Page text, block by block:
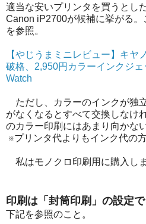
適当な安いプリンタを買うとし
Canon iP2700が候補に挙がる
を参照。
【やじうまミニレビュー】キヤ
破格、2,950円カラーインクジ
Watch
ただし、カラーのインクが独
がなくなるとすべて交換しなけ
のカラー印刷にはあまり向かな
※プリンタ代よりもインク代の
私はモノクロ印刷用に購入しま
印刷は「封筒印刷」の設定で
下記を参照のこと。